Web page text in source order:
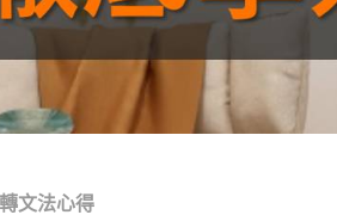
文法心得